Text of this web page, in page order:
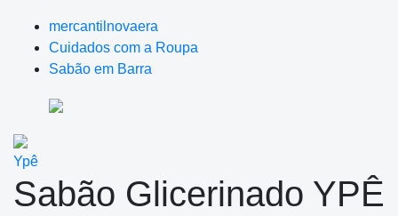
mercantilnovaera
Cuidados com a Roupa
Sabão em Barra
Ypê
Sabão Glicerinado YPÊ